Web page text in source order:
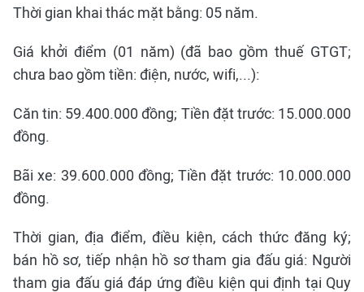
Thời gian khai thác mặt bằng: 05 năm.
Giá khởi điểm (01 năm) (đã bao gồm thuế GTGT;
chưa bao gồm tiền: điện, nước, wifi,...):
Căn tin: 59.400.000 đồng; Tiền đặt trước: 15.000.000
đồng.
Bãi xe: 39.600.000 đồng; Tiền đặt trước: 10.000.000
đồng.
Thời gian, địa điểm, điều kiện, cách thức đăng ký;
bán hồ sơ, tiếp nhận hồ sơ tham gia đấu giá: Người
tham gia đấu giá đáp ứng điều kiện qui định tại Quy